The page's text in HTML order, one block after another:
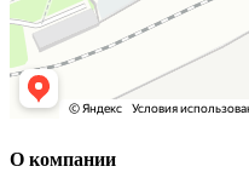
О компании